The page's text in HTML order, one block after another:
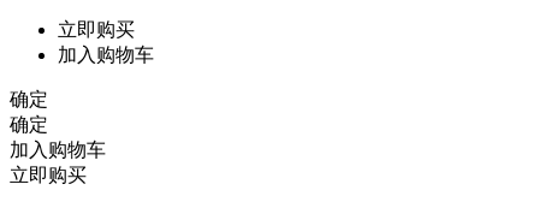
立即购买
加入购物车
确定
确定
加入购物车
立即购买